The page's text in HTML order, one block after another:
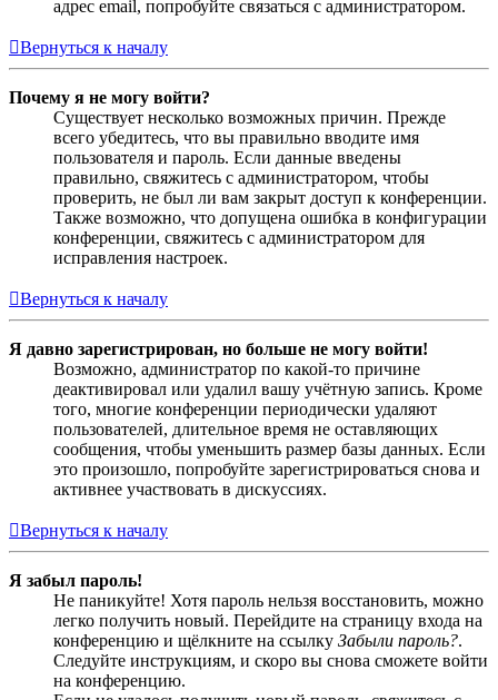
адрес email, попробуйте связаться с администратором.
Вернуться к началу
Почему я не могу войти?
Существует несколько возможных причин. Прежде
всего убедитесь, что вы правильно вводите имя
пользователя и пароль. Если данные введены
правильно, свяжитесь с администратором, чтобы
проверить, не был ли вам закрыт доступ к конференции.
Также возможно, что допущена ошибка в конфигурации
конференции, свяжитесь с администратором для
исправления настроек.
Вернуться к началу
Я давно зарегистрирован, но больше не могу войти!
Возможно, администратор по какой-то причине
деактивировал или удалил вашу учётную запись. Кроме
того, многие конференции периодически удаляют
пользователей, длительное время не оставляющих
сообщения, чтобы уменьшить размер базы данных. Если
это произошло, попробуйте зарегистрироваться снова и
активнее участвовать в дискуссиях.
Вернуться к началу
Я забыл пароль!
Не паникуйте! Хотя пароль нельзя восстановить, можно
легко получить новый. Перейдите на страницу входа на
конференцию и щёлкните на ссылку Забыли пароль?.
Следуйте инструкциям, и скоро вы снова сможете войти
на конференцию.